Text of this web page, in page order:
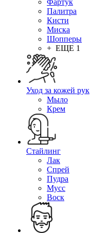
Фартук
Палитра
Кисти
Миска
Шопперы
+ ЕЩЕ 1
Уход за кожей рук
Мыло
Крем
Стайлинг
Лак
Спрей
Пудра
Мусс
Воск